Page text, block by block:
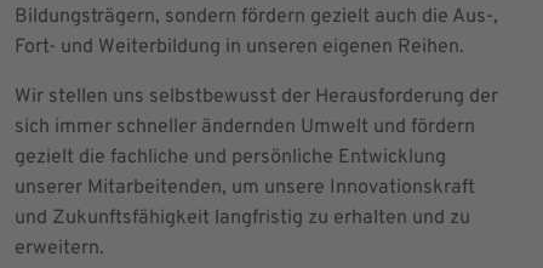
Bildungsträgern, sondern fördern gezielt auch die Aus-,
Fort- und Weiterbildung in unseren eigenen Reihen.
Wir stellen uns selbstbewusst der Herausforderung der
sich immer schneller ändernden Umwelt und fördern
gezielt die fachliche und persönliche Entwicklung
unserer Mitarbeitenden, um unsere Innovationskraft
und Zukunftsfähigkeit langfristig zu erhalten und zu
erweitern.